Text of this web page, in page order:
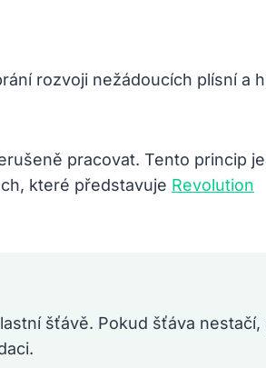
rozvoji nežádoucích plísní a
pracovat. Tento princip
které představuje Revolution
šťávě. Pokud šťáva nestačí,